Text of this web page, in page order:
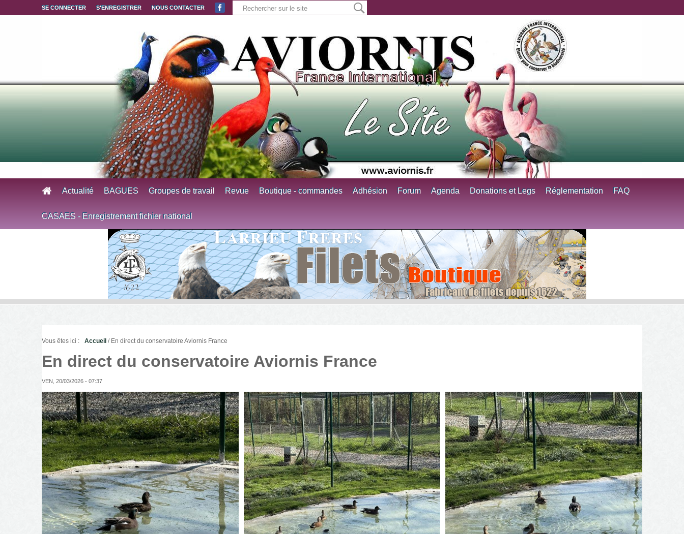
Aller au contenu principal
SE CONNECTER S'ENREGISTRER NOUS CONTACTER
Actualité BAGUES Groupes de travail Revue Boutique - commandes Adhésion Forum Agenda Donations et Legs Réglementation FAQ
CASAES - Enregistrement fichier national
Vous êtes ici : Accueil / En direct du conservatoire Aviornis France
En direct du conservatoire Aviornis France
VEN, 20/03/2026 - 07:37